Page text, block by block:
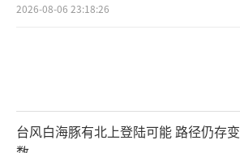
2026-08-06 23:18:26
台风白海豚有北上登陆可能 路径仍存变